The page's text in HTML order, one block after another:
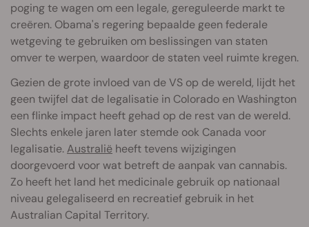
poging te wagen om een legale, gereguleerde markt te
creëren. Obama's regering bepaalde geen federale
wetgeving te gebruiken om beslissingen van staten
omver te werpen, waardoor de staten veel ruimte kregen.
Gezien de grote invloed van de VS op de wereld, lijdt het
geen twijfel dat de legalisatie in Colorado en Washington
een flinke impact heeft gehad op de rest van de wereld.
Slechts enkele jaren later stemde ook Canada voor
legalisatie.Australië heeft tevens wijzigingen
doorgevoerd voor wat betreft de aanpak van cannabis.
Zo heeft het land het medicinale gebruik op nationaal
niveau gelegaliseerd en recreatief gebruik in het
Australian Capital Territory.